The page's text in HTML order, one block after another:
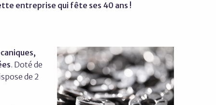
entreprise qui fête ses 40 ans !
. Doté de
de 2